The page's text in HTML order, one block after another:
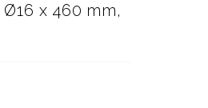
x 460 mm,